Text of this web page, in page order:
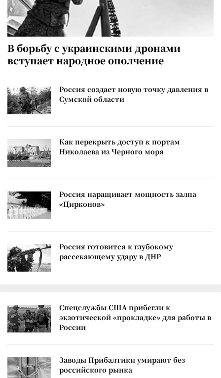
В борьбу с украинскими дронами
вступает народное ополчение
Россия создает новую точку давления в
Сумской области
Как перекрыть доступ к портам
Николаева из Черного моря
Россия наращивает мощность залпа
«Цирконов»
Россия готовится к глубокому
рассекающему удару в ДНР
Спецслужбы США прибегли к
экзотической «прокладке» для работы в
России
Заводы Прибалтики умирают без
российского рынка